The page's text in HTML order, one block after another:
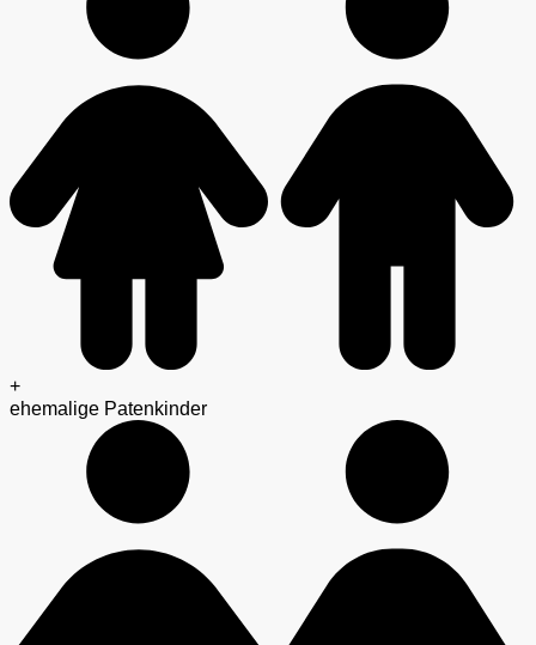
+
ehemalige Patenkinder